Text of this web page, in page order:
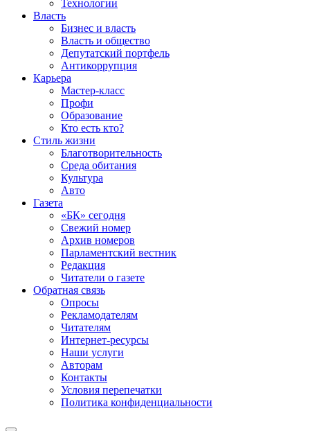
Технологии
Власть
Бизнес и власть
Власть и общество
Депутатский портфель
Антикоррупция
Карьера
Мастер-класс
Профи
Образование
Кто есть кто?
Стиль жизни
Благотворительность
Среда обитания
Культура
Авто
Газета
«БК» сегодня
Свежий номер
Архив номеров
Парламентский вестник
Редакция
Читатели о газете
Обратная связь
Опросы
Рекламодателям
Читателям
Интернет-ресурсы
Наши услуги
Авторам
Контакты
Условия перепечатки
Политика конфиденциальности